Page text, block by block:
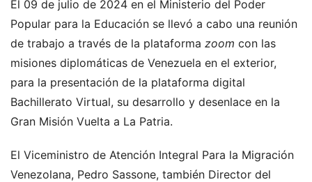
El 09 de julio de 2024 en el Ministerio del Poder
Popular para la Educación se llevó a cabo una reunión
de trabajo a través de la plataforma zoom con las
misiones diplomáticas de Venezuela en el exterior,
para la presentación de la plataforma digital
Bachillerato Virtual, su desarrollo y desenlace en la
Gran Misión Vuelta a La Patria.
El Viceministro de Atención Integral Para la Migración
Venezolana, Pedro Sassone, también Director del